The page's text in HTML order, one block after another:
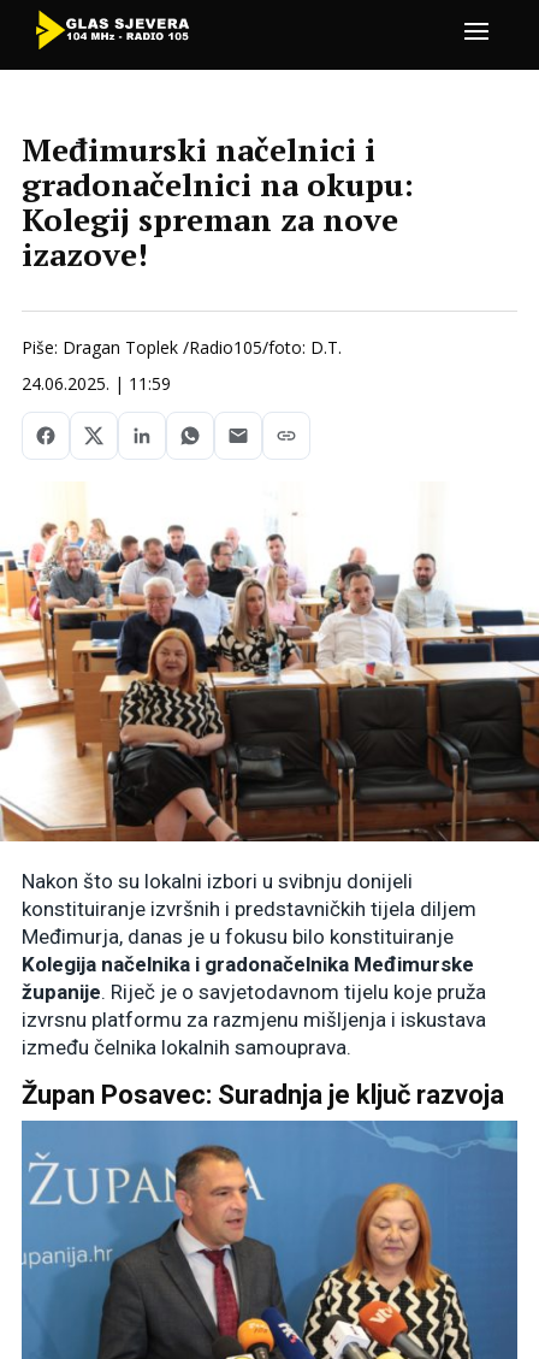
Međimurski načelnici i
gradonačelnici na okupu:
Kolegij spreman za nove
izazove!
Piše: Dragan Toplek /Radio105/foto: D.T.
24.06.2025. | 11:59
Nakon što su lokalni izbori u svibnju donijeli
konstituiranje izvršnih i predstavničkih tijela diljem
Međimurja, danas je u fokusu bilo konstituiranje
Kolegija načelnika i gradonačelnika Međimurske
županije. Riječ je o savjetodavnom tijelu koje pruža
izvrsnu platformu za razmjenu mišljenja i iskustava
između čelnika lokalnih samouprava.
Župan Posavec: Suradnja je ključ razvoja